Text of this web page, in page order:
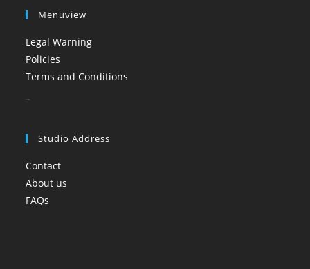
Menuview
Legal Warning
Policies
Terms and Conditions
Studio Address
Contact
About us
FAQs